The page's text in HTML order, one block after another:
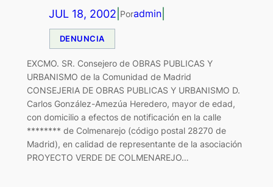
JUL 18, 2002 Poradmin|
DENUNCIA
EXCMO. SR. Consejero de OBRAS PUBLICAS Y
URBANISMO de la Comunidad de Madrid
CONSEJERIA DE OBRAS PUBLICAS Y URBANISMO D.
Carlos González-Amezúa Heredero, mayor de edad,
con domicilio a efectos de notificación en la calle
******** de Colmenarejo (código postal 28270 de
Madrid), en calidad de representante de la asociación
PROYECTO VERDE DE COLMENAREJO…